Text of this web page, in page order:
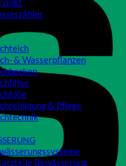
& Wasserpflanzen
& Pflege
Bewässerung